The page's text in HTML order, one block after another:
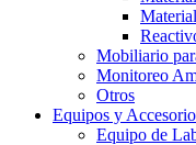
Mobiliario
Monitoreo
Otros
Equipos y
Equipo de